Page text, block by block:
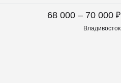
68 000 – 70 000 ₽
Владивосток